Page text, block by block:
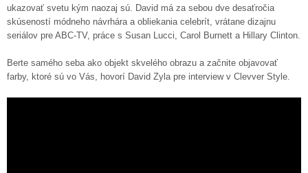
ukazovať svetu kým naozaj sú. David má za sebou dve desaťročia
skúseností módneho návrhára a obliekania celebrít, vrátane dizajnu
seriálov pre ABC-TV, práce s Susan Lucci, Carol Burnett a Hillary Clinton.
Berte samého seba ako objekt skvelého obrazu a začnite objavovať
farby, ktoré sú vo Vás, hovorí David Zyla pre interview v Clevver Style.